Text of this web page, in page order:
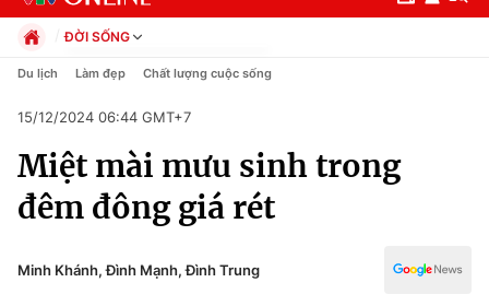
Chuyên mục
Chính trị
ĐỜI SỐNG
Chính trị
Pháp luật
Kinh tế
Thể thao
Truyền hình
Y tế
Du lịch Làm đẹp Chất lượng cuộc sống
15/12/2024 06:44 GMT+7
Miệt mài mưu sinh trong
đêm đông giá rét
Minh Khánh, Đình Mạnh, Đình Trung